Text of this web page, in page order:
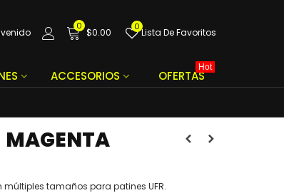
0
$0.00
0
Lista De Favoritos
ACCESORIOS OFERTAS
Hot
MAGENTA
múltiples tamaños para patines UFR.